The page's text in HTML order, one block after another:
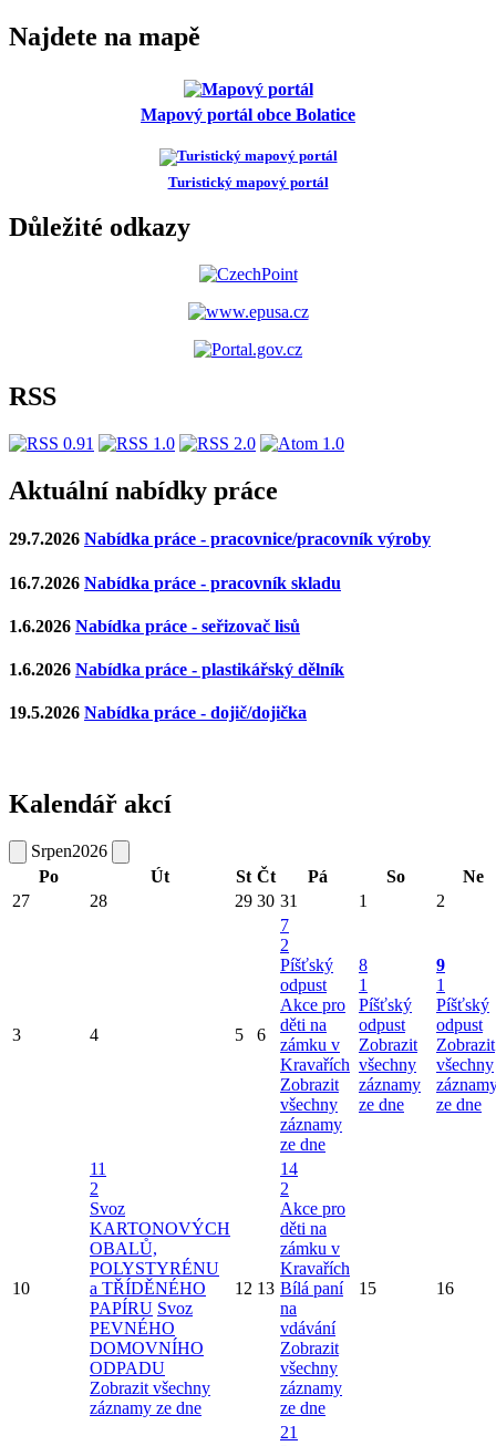
Najdete na mapě
Mapový portál obce Bolatice
Turistický mapový portál
Důležité odkazy
RSS
Aktuální nabídky práce
29.7.2026 Nabídka práce - pracovnice/pracovník výroby
16.7.2026 Nabídka práce - pracovník skladu
1.6.2026 Nabídka práce - seřizovač lisů
1.6.2026 Nabídka práce - plastikářský dělník
19.5.2026 Nabídka práce - dojič/dojička
Kalendář akcí
Srpen2026
Po
Út St Čt Pá So
Ne
27
28 29 30 31 1 2
3 4 5 6
7
2
Píšťský
odpust
Akce pro
děti na
zámku v
Kravařích
Zobrazit
všechny
záznamy
ze dne
8
1
Píšťský
odpust
Zobrazit
všechny
záznamy
ze dne
9
1
Píšťský
odpust
Zobrazit
všechny
ze dne
10
11
2
Svoz
KARTONOVÝCH
OBALŮ,
POLYSTYRÉNU
a TŘÍDĚNÉHO
PAPÍRU Svoz
PEVNÉHO
DOMOVNÍHO
ODPADU
Zobrazit všechny
záznamy ze dne
12 13
14
2
Akce pro
děti na
zámku v
Kravařích
Bílá paní
na
vdávání
Zobrazit
všechny
záznamy
ze dne
15 16
21